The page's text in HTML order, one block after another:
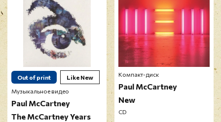
Out of print
Like New
Музыкальное видео
Paul McCartney
The McCartney Years
Компакт-диск
Paul McCartney
New
CD